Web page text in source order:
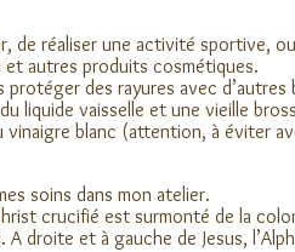
de réaliser une activité sportive,
autres produits cosmétiques.
des rayures avec d’autres
liquide vaisselle et une vieille
vinaigre blanc (attention, à éviter
soins dans mon atelier.
crucifié est surmonté de la
droite et à gauche de Jesus,